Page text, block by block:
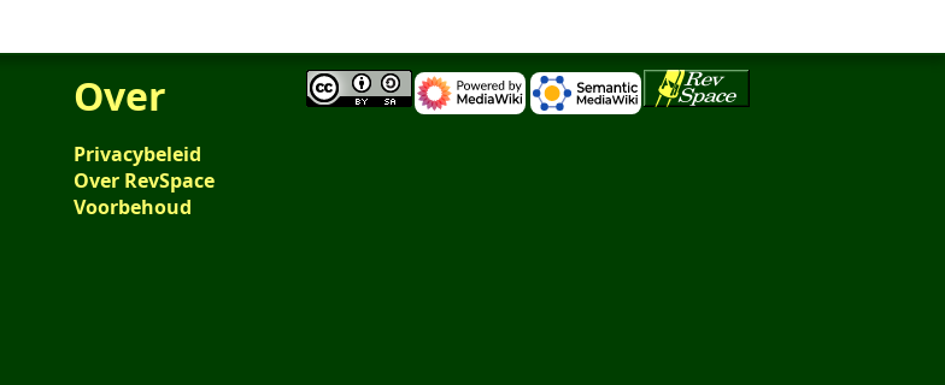
Over
Privacybeleid
Over RevSpace
Voorbehoud